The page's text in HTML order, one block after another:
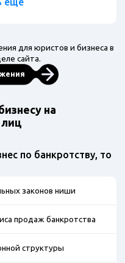
для юристов и бизнеса в
сайта.
на
по банкротству, то
законов ниши
продаж банкротства
структуры